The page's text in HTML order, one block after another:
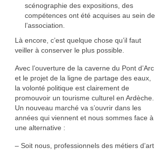
scénographie des expositions, des
compétences ont été acquises au sein de
l’association.
Là encore, c’est quelque chose qu’il faut
veiller à conserver le plus possible.
Avec l’ouverture de la caverne du Pont d’Arc
et le projet de la ligne de partage des eaux,
la volonté politique est clairement de
promouvoir un tourisme culturel en Ardèche.
Un nouveau marché va s’ouvrir dans les
années qui viennent et nous sommes face à
une alternative :
– Soit nous, professionnels des métiers d’art